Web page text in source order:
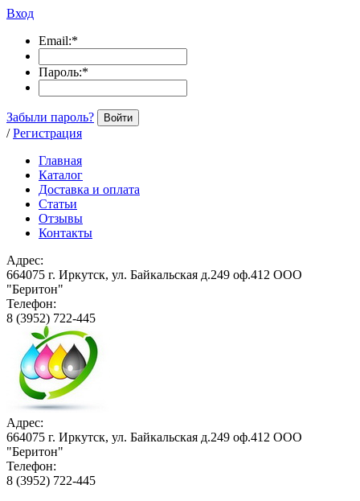
Вход
Email:*
Пароль:*
Забыли пароль? Войти
/ Регистрация
Главная
Каталог
Доставка и оплата
Статьи
Отзывы
Контакты
Адрес:
664075 г. Иркутск, ул. Байкальская д.249 оф.412 ООО
"Беритон"
Телефон:
8 (3952) 722-445
Адрес:
664075 г. Иркутск, ул. Байкальская д.249 оф.412 ООО
"Беритон"
Телефон:
8 (3952) 722-445